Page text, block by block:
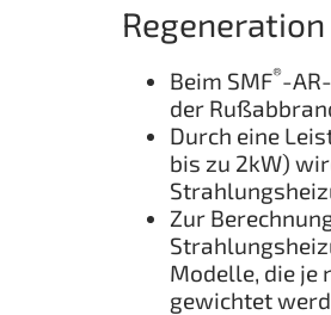
Regeneration
Beim SMF®-
der
Durch eine
bis zu 2kW)
Zur
Modelle, die je
gewichtet